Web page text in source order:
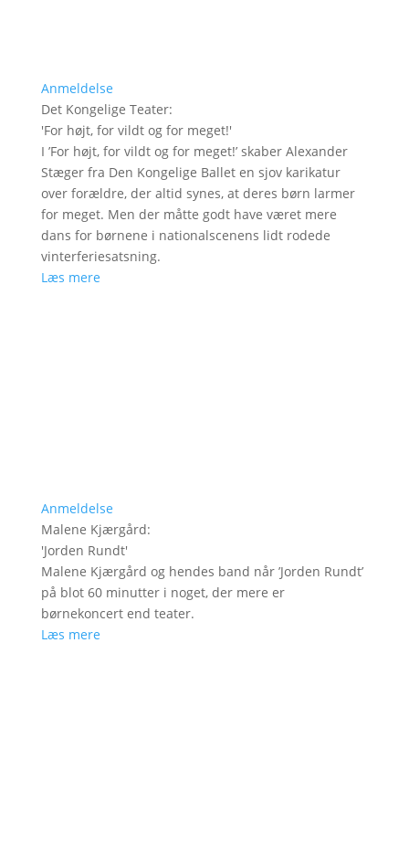
Anmeldelse
Det Kongelige Teater:
'For højt, for vildt og for meget!'
I ’For højt, for vildt og for meget!’ skaber Alexander
Stæger fra Den Kongelige Ballet en sjov karikatur
over forældre, der altid synes, at deres børn larmer
for meget. Men der måtte godt have været mere
dans for børnene i nationalscenens lidt rodede
vinterferiesatsning.
Læs mere
Anmeldelse
Malene Kjærgård:
'Jorden Rundt'
Malene Kjærgård og hendes band når ’Jorden Rundt’
på blot 60 minutter i noget, der mere er
børnekoncert end teater.
Læs mere